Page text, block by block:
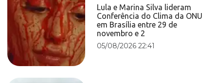
Lula e Marina Silva lideram
Conferência do Clima da ONU
em Brasília entre 29 de
novembro e 2
05/08/2026 22:41